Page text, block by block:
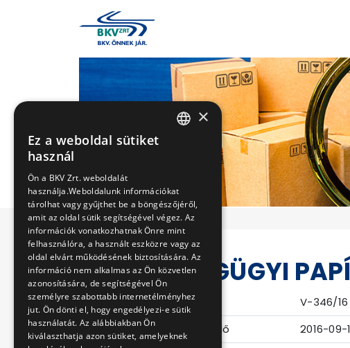
EGÉSZSÉGÜGYI
Eljárás száma
V-346/16
Ajánlattételi határidő
2016-09-
×
Ez a weboldal sütiket
használ
Ön a BKV Zrt. weboldalát
használja.Weboldalunk információkat
tárolhat vagy gyűjthet be a böngészőjéről,
amit az oldal sütik segítségével végez. Az
információk vonatkozhatnak Önre mint
felhasználóra, a használt eszközre vagy az
oldal elvárt működésének biztosítására. Az
információ nem alkalmas az Ön közvetlen
azonosítására, de segítségével Ön
személyre szabottabb internetélményhez
jut. Ön dönti el, hogy engedélyezi-e sütik
használatát. Az alábbiakban Ön
kiválaszthatja azon sütiket, amelyeknek